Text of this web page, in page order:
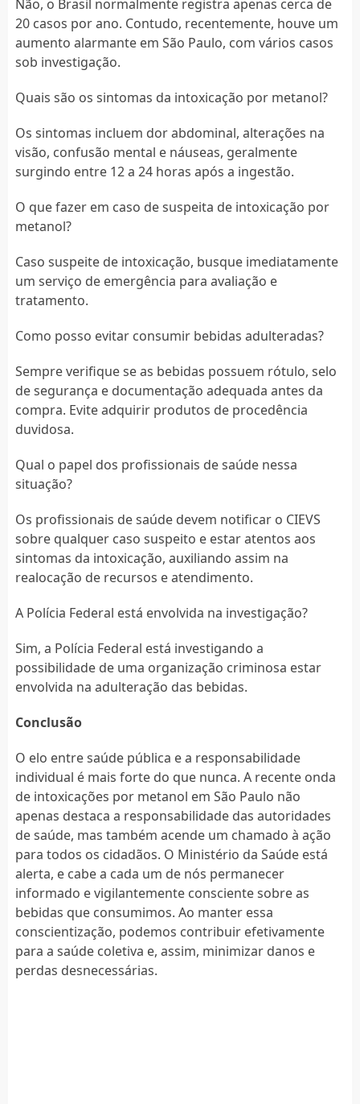
Não, o Brasil normalmente registra apenas cerca de
20 casos por ano. Contudo, recentemente, houve um
aumento alarmante em São Paulo, com vários casos
sob investigação.
Quais são os sintomas da intoxicação por metanol?
Os sintomas incluem dor abdominal, alterações na
visão, confusão mental e náuseas, geralmente
surgindo entre 12 a 24 horas após a ingestão.
O que fazer em caso de suspeita de intoxicação por
metanol?
Caso suspeite de intoxicação, busque imediatamente
um serviço de emergência para avaliação e
tratamento.
Como posso evitar consumir bebidas adulteradas?
Sempre verifique se as bebidas possuem rótulo, selo
de segurança e documentação adequada antes da
compra. Evite adquirir produtos de procedência
duvidosa.
Qual o papel dos profissionais de saúde nessa
situação?
Os profissionais de saúde devem notificar o CIEVS
sobre qualquer caso suspeito e estar atentos aos
sintomas da intoxicação, auxiliando assim na
realocação de recursos e atendimento.
A Polícia Federal está envolvida na investigação?
Sim, a Polícia Federal está investigando a
possibilidade de uma organização criminosa estar
envolvida na adulteração das bebidas.
Conclusão
O elo entre saúde pública e a responsabilidade
individual é mais forte do que nunca. A recente onda
de intoxicações por metanol em São Paulo não
apenas destaca a responsabilidade das autoridades
de saúde, mas também acende um chamado à ação
para todos os cidadãos. O Ministério da Saúde está
alerta, e cabe a cada um de nós permanecer
informado e vigilantemente consciente sobre as
bebidas que consumimos. Ao manter essa
conscientização, podemos contribuir efetivamente
para a saúde coletiva e, assim, minimizar danos e
perdas desnecessárias.